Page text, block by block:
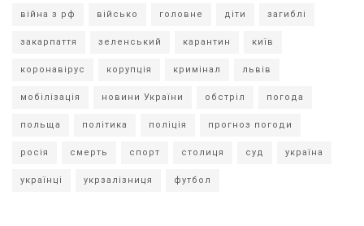
війна з рф військо головне діти загиблі
закарпаття зеленський карантин київ
коронавірус корупція кримінал львів
мобілізація новини України обстріл погода
польща політика поліція прогноз погоди
росія смерть спорт столиця суд україна
українці укрзалізниця футбол